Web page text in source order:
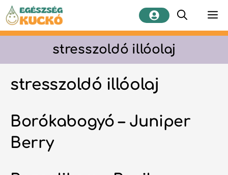
Kilépés
tartalomba
stresszoldó illóolaj
stresszoldó illóolaj
Borókabogyó – Juniper
Berry